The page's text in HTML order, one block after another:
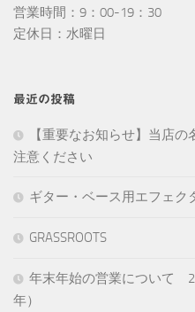
営業時間：9：00-19：30
定休日：水曜日
最近の投稿
【重要なお知らせ】当店
注意ください
ギター・ベース用エフェク
GRASSROOTS
年末年始の営業について
年）